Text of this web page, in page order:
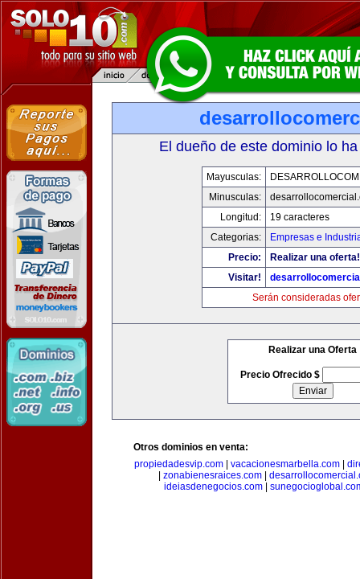
El dueño de este dominio lo
Mayusculas:
Minusculas:
Longitud:
19 caracteres
Categorias:
Empresas e
Precio:
Realizar una oferta!
Visitar!
Serán consideradas
Realizar una Oferta
Precio Ofrecido $
Otros dominios en venta:
propiedadesvip.com
vacacionesmarbella.com
zonabienesraices.com
ideiasdenegocios.com|